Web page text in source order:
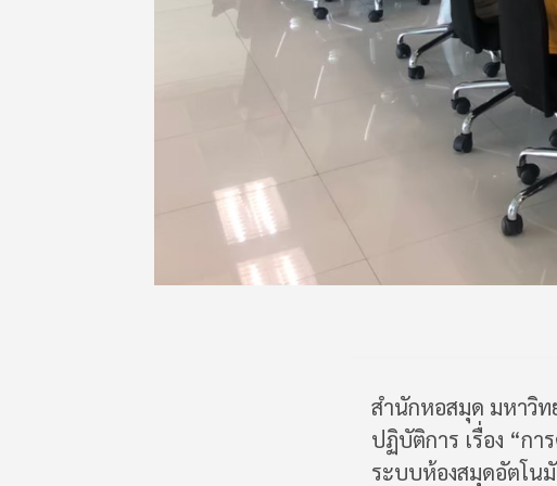
สำนักหอสมุด มหาวิท
ปฏิบัติการ เรื่อง “ก
ระบบห้องสมุดอัตโน